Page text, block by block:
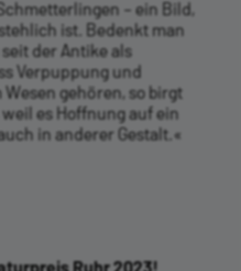
– ein Bild,
ist. Bedenkt man
der Antike als
Verpuppung und
gehören, so birgt
es Hoffnung auf ein
in anderer Gestalt.«
Ruhr 2023!